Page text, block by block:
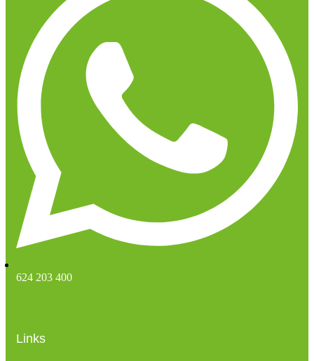
624 203 400
Links